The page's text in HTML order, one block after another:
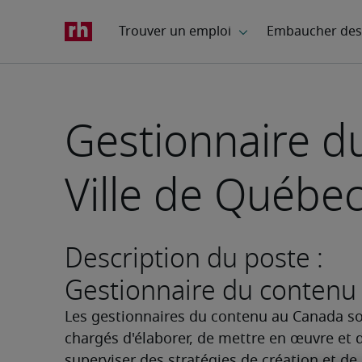
Gestionnaire
Ville de
Description du poste :
Gestionnaire du contenu
Les gestionnaires du contenu au Canada
chargés d'élaborer, de mettre en œuvre et